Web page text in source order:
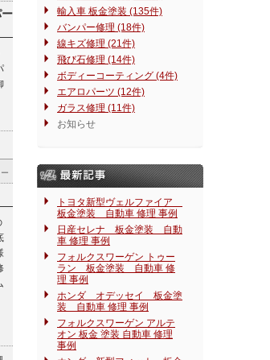
輸入車 板金塗装 (135件)
バンパー修理 (18件)
線キズ修理 (21件)
飛び石修理 (14件)
ボディーコーティング (4件)
エアロパーツ (12件)
ガラス修理 (11件)
お知らせ
トヨタ新型ヴェルファイア
板金塗装 自動車 修理 事例
日産セレナ 板金塗装 自動
車 修理 事例
フォルクスワーゲン トゥー
ラン 板金塗装 自動車 修
理 事例
ホンダ オデッセイ 板金塗
装 自動車 修理 事例
フォルクスワーゲン アルテ
オン 板金 塗装 自動車 修理
事例